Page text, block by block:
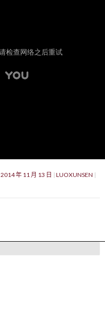
2014 年 11 月 13 日
LUOXUNSEN